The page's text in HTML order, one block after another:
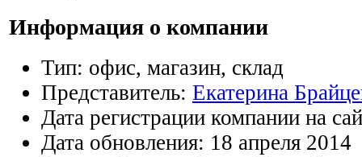
Информация о компании
Тип: офис, магазин, склад
Представитель: Екатерина
Дата регистрации компании на
Дата обновления: 18 апреля 2014